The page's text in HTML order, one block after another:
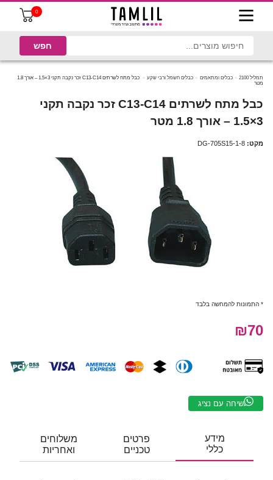
0
תמליל 2100 כבלים ומתאמים כבלים חשמל ורבי שקע
כבל מתח לשרתים C13-C14 זכר נקבה תקני 3×1.5 – אורך 1.8
מטר
כבל מתח לשרתים C13-C14 זכר נקבה תקני
3×1.5 – אורך 1.8 מטר
מקט: DG-705S15-1-8
* התמונות להמחשה בלבד
₪70
שיחה עם נציג
מידע
כללי
פרטים
טכניים
משלוחים
ואחריות